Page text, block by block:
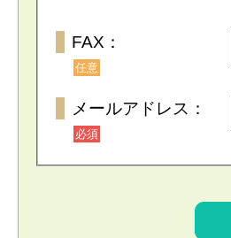
FAX：
任意
メールアドレス：
必須